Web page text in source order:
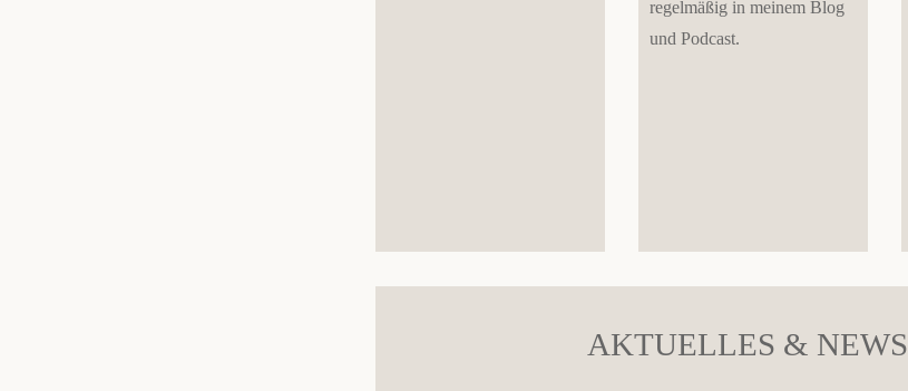
regelmäßig in meinem Blog
und Podcast.
AKTUELLES & NEWS